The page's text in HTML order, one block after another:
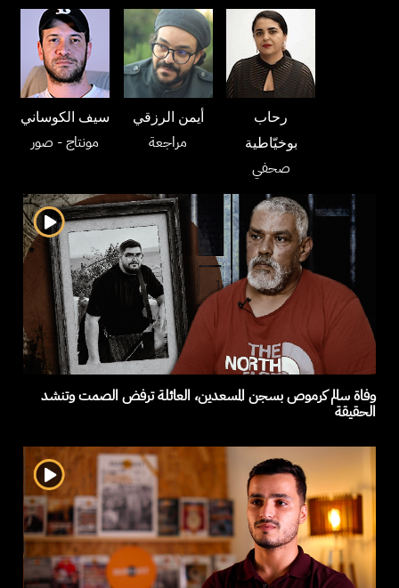
سيف الكوساني
مونتاج- صور
أيمن الرزقي
مراجعة
رحاب
بوخيّاطية
صحفي
وفاة سالم كرموص بسجن المسعدين، العائلة ترفض الصمت وتنشد
الحقيقة